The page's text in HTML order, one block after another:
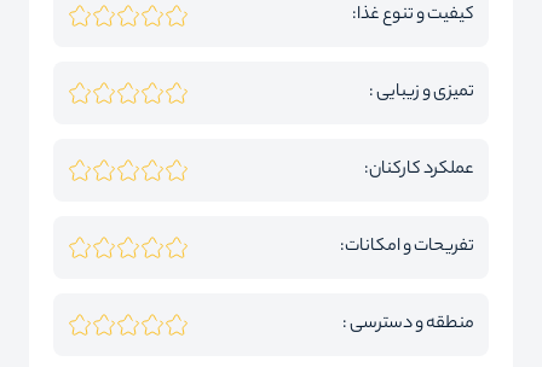
کیفیت و تنوع غذا:
تمیزی و زیبایی :
عملکرد کارکنان:
تفریحات و امکانات:
منطقه و دسترسی :